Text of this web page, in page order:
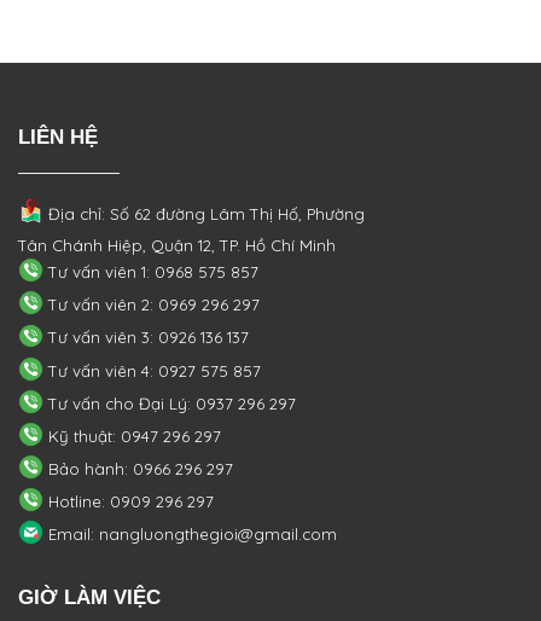
LIÊN HỆ
Địa chỉ: Số 62 đường Lâm Thị Hố, Phường
Tân Chánh Hiệp, Quận 12, TP. Hồ Chí Minh
Tư vấn viên 1: 0968 575 857
Tư vấn viên 2: 0969 296 297
Tư vấn viên 3: 0926 136 137
Tư vấn viên 4: 0927 575 857
Tư vấn cho Đại Lý: 0937 296 297
Kỹ thuật: 0947 296 297
Bảo hành: 0966 296 297
Hotline: 0909 296 297
Email: nangluongthegioi@gmail.com
GIỜ LÀM VIỆC